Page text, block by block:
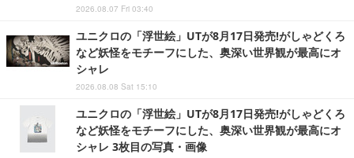
2026.08.07 Fri 03:40
ユニクロの「浮世絵」UTが8月17日発売!がしゃどくろ
など妖怪をモチーフにした、奥深い世界観が最高にオ
シャレ
2026.08.08 Sat 15:10
ユニクロの「浮世絵」UTが8月17日発売!がしゃどくろ
など妖怪をモチーフにした、奥深い世界観が最高にオ
シャレ 3枚目の写真・画像